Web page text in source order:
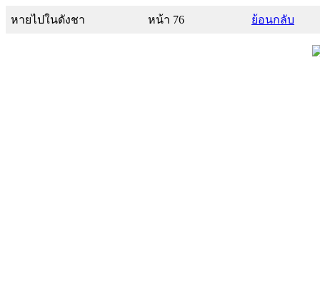
หายไปในดังชา หน้า 76 ย้อนกลับ